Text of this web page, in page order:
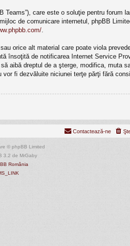
Teams”), care este o soluţie pentru forum
de comunicare internetul, phpBB
.
orice alt material care poate viola
însoţită de notificarea Internet Service
aibă dreptul de a şterge, modifica, muta
fi dezvăluite niciunei terţe părţi fără
Contactează-ne
© phpBB Limited
3.2 de MrGaby
România